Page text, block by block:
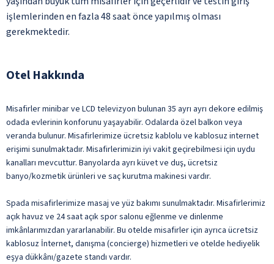
işlemlerinden en fazla 48 saat önce yapılmış olması
gerekmektedir.
Otel Hakkında
Misafirler minibar ve LCD televizyon bulunan 35 ayrı ayrı dekore edilmiş
odada evlerinin konforunu yaşayabilir. Odalarda özel balkon veya
veranda bulunur. Misafirlerimize ücretsiz kablolu ve kablosuz internet
erişimi sunulmaktadır. Misafirlerimizin iyi vakit geçirebilmesi için uydu
kanalları mevcuttur. Banyolarda ayrı küvet ve duş, ücretsiz
banyo/kozmetik ürünleri ve saç kurutma makinesi vardır.
Spada misafirlerimize masaj ve yüz bakımı sunulmaktadır. Misafirlerimiz
açık havuz ve 24 saat açık spor salonu eğlenme ve dinlenme
imkânlarımızdan yararlanabilir. Bu otelde misafirler için ayrıca ücretsiz
kablosuz İnternet, danışma (concierge) hizmetleri ve otelde hediyelik
eşya dükkânı/gazete standı vardır.